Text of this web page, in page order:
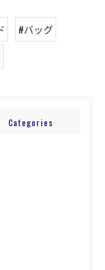
#バッグ
Categories